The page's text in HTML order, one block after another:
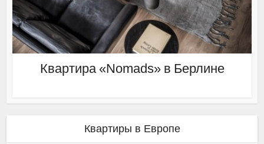
Квартира «Nomads» в Берлине
Квартиры в Европе